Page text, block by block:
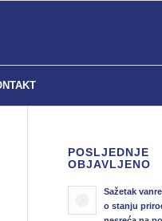
POSLJEDNJE
OBJAVLJENO
Sažetak
o stanju